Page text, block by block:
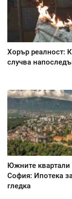
Хорър реалност:
случва
Южните квартали
София: Ипотека
гледка